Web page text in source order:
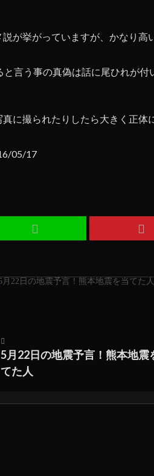
が挙がっていますが、かなり高
言う事の真偽は話に尾ひれが付
に撮られたりしたら大きく正体
05/17
5月22日の地震予言！熊本地震
てた人